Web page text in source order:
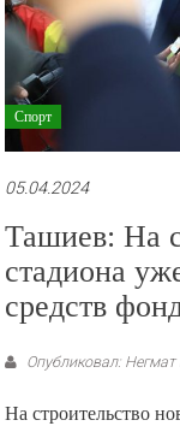
Спорт
05.04.2024
Ташиев: На
стадиона
средств
Опубликовал: Негмат
На строительство